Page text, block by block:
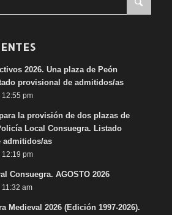
2026. Una plaza de Peón
provisional de admitidos/as
12:55 pm
la provisión de dos plazas de
Local Consuegra. Listado
admitidos/as
12:19 pm
Consuegra. AGOSTO 2026
am
Medieval 2026 (Edición 1997-2026).